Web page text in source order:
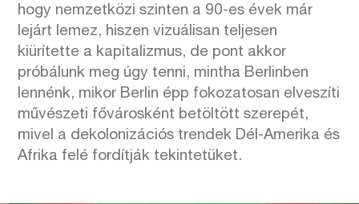
hogy nemzetközi szinten a 90-es évek már
lejárt lemez, hiszen vizuálisan teljesen
kiürítette a kapitalizmus, de pont akkor
próbálunk meg úgy tenni, mintha Berlinben
lennénk, mikor Berlin épp fokozatosan elveszíti
művészeti fővárosként betöltött szerepét,
mivel a dekolonizációs trendek Dél-Amerika és
Afrika felé fordítják tekintetüket.